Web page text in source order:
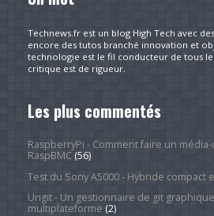
Technews.fr est un blog High Tech avec
encore des tutos branché innovation et
technologie est le fil conducteur de tous
critique est de rigueur.
Les plus commentés
RaspberryPi - Comment faire un
RaspBMC(56)
Test du Sony A5000 - Hybride compact
Ungit - Un gestionnaire de git
multiplateforme (2)